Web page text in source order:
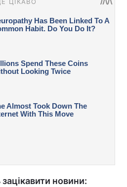
новини: